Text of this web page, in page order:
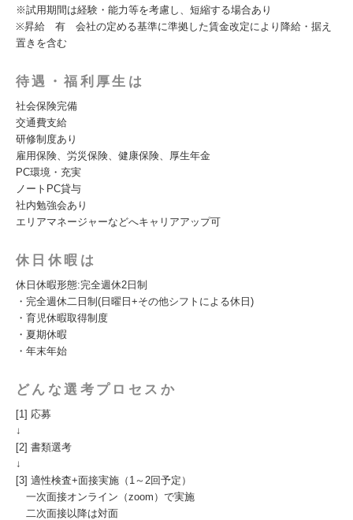
※試用期間は経験・能力等を考慮し、短縮する場合あり
※昇給 有 会社の定める基準に準拠した賃金改定により降給・据え
置きを含む
待遇・福利厚生は
社会保険完備
交通費支給
研修制度あり
雇用保険、労災保険、健康保険、厚生年金
PC環境・充実
ノートPC貸与
社内勉強会あり
エリアマネージャーなどへキャリアアップ可
休日休暇は
休⽇休暇形態:完全週休2⽇制
・完全週休⼆⽇制(⽇曜⽇+その他シフトによる休⽇)
・育児休暇取得制度
・夏期休暇
・年末年始
どんな選考プロセスか
[1] 応募
↓
[2] 書類選考
↓
[3] 適性検査+面接実施（1～2回予定）
一次面接オンライン（zoom）で実施
二次面接以降は対面